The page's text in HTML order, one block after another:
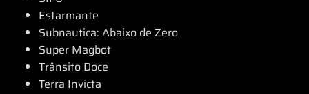
Estarmante
Subnautica: Abaixo de Zero
Super Magbot
Trânsito Doce
Terra Invicta